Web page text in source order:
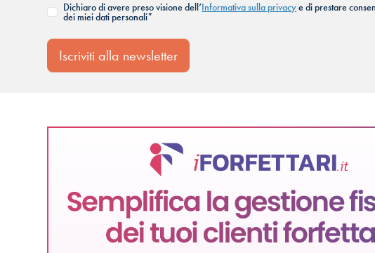
Dichiaro di avere preso visione dell’Informativa sulla privacye di prestare
dei miei dati personali*
Iscriviti alla newsletter